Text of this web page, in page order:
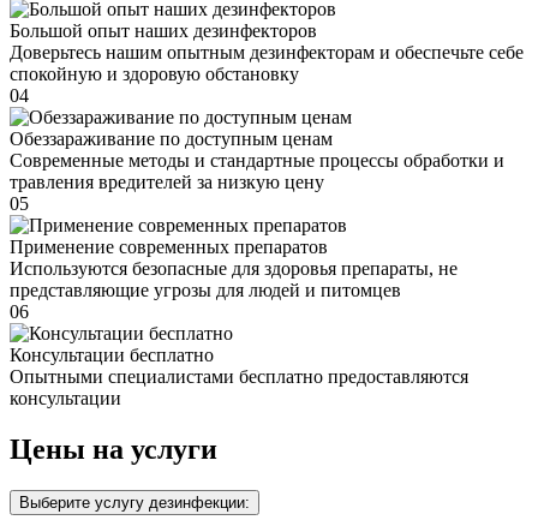
Большой опыт наших дезинфекторов
Доверьтесь нашим опытным дезинфекторам и обеспечьте себе
спокойную и здоровую обстановку
04
Обеззараживание по доступным ценам
Современные методы и стандартные процессы обработки и
травления вредителей за низкую цену
05
Применение современных препаратов
Используются безопасные для здоровья препараты, не
представляющие угрозы для людей и питомцев
06
Консультации бесплатно
Опытными специалистами бесплатно предоставляются
консультации
Цены на услуги
Выберите услугу дезинфекции: